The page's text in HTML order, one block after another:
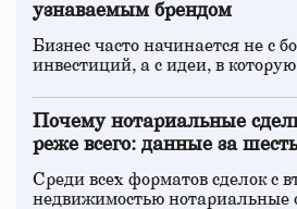
узнаваемым брендом
Бизнес часто начинается не с
инвестиций, а с идеи, в
Почему нотариальные
реже всего: данные за
Среди всех форматов сделок с
недвижимостью нотариальные